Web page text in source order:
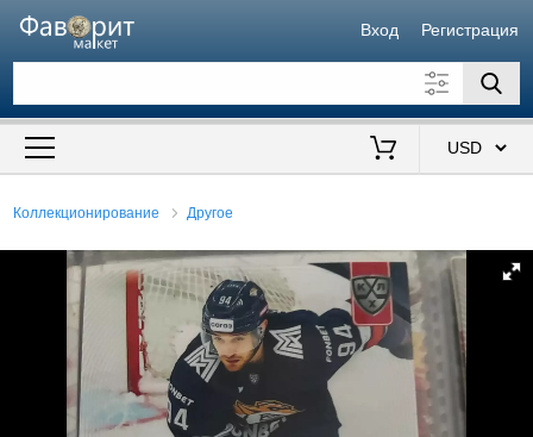
Вход Регистрация
Искать также в описании
Коллекционирование Другое